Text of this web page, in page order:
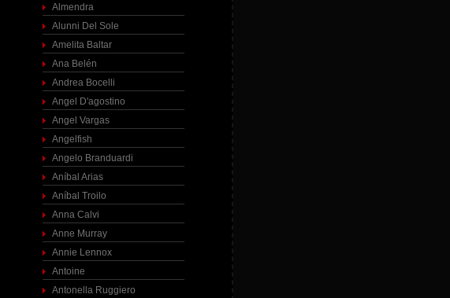
Almendra
Alunni Del Sole
Amelita Baltar
Ana Belén
Andrea Bocelli
Angel D'agostino
Angel Vargas
Angelfish
Angelo Branduardi
Aníbal Arias
Aníbal Troilo
Anna Calvi
Anne Murray
Annie Lennox
Antoine
Antonella Ruggiero